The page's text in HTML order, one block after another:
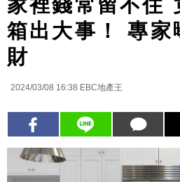
家裡錢常留不住
箱出大事！ 專家
財
2024/03/08 16:38 EBC地產王